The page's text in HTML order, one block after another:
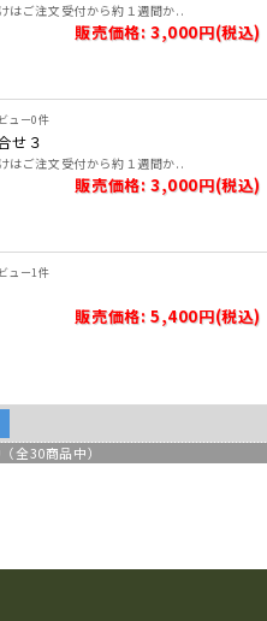
はご注文受付から約１週間か..
販売価格: 3,000円(税込)
ュー0件
せ３
はご注文受付から約１週間か..
販売価格: 3,000円(税込)
ュー1件
販売価格: 5,400円(税込)
全30商品中）